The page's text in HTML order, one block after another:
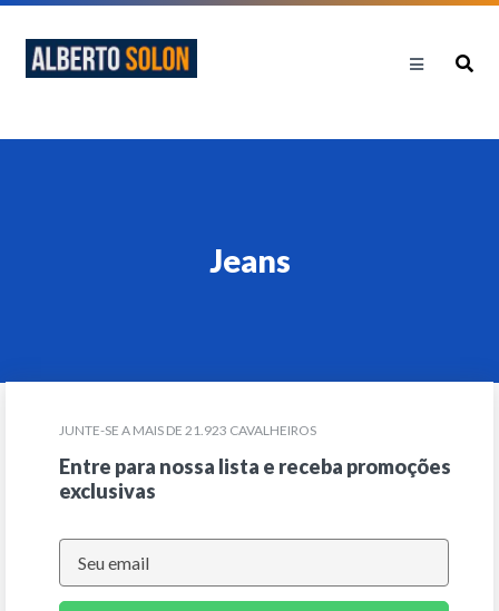
Jeans
JUNTE-SE A MAIS DE 21.923 CAVALHEIROS
Entre para nossa lista e receba promoções
exclusivas